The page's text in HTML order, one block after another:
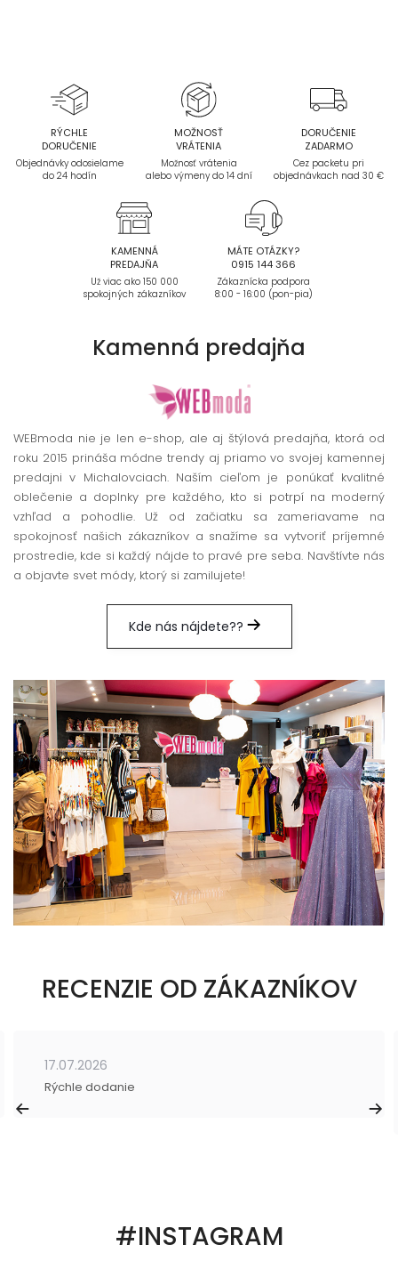
RÝCHLE
DORUČENIE
Objednávky odosielame
do 24 hodín
MOŽNOSŤ
VRÁTENIA
Možnosť vrátenia
alebo výmeny do 14 dní
DORUČENIE
ZADARMO
Cez packetu pri
objednávkach nad 30 €
KAMENNÁ
PREDAJŇA
Už viac ako 150 000
spokojných zákazníkov
MÁTE OTÁZKY?
0915 144 366
Zákaznícka podpora
8:00 - 16:00 (pon-pia)
Kamenná predajňa
WEBmoda nie je len e-shop, ale aj štýlová predajňa, ktorá od
roku 2015 prináša módne trendy aj priamo vo svojej kamennej
predajni v Michalovciach. Naším cieľom je ponúkať kvalitné
oblečenie a doplnky pre každého, kto si potrpí na moderný
vzhľad a pohodlie. Už od začiatku sa zameriavame na
spokojnosť našich zákazníkov a snažíme sa vytvoriť príjemné
prostredie, kde si každý nájde to pravé pre seba. Navštívte nás
a objavte svet módy, ktorý si zamilujete!
Kde nás nájdete??
RECENZIE OD ZÁKAZNÍKOV
17.07.2026
Rýchle dodanie
#INSTAGRAM